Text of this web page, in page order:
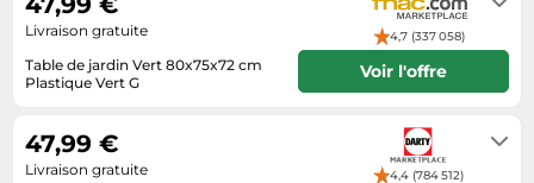
Tablettes tactiles
Tondeuses cheveux & barbe
Téléviseurs
Télévision & vidéo
Table de jardin Vert 80x75x72 cm
Plastique Vert G
4,7 (337 058)
Livraison gratuite
Voir l'offre
4,4 (784 512)
47,99 €
Livraison gratuite